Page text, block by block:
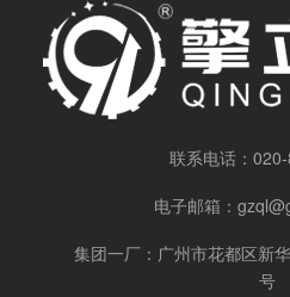
联系电话：
电子邮箱：
集团一厂：广州市花都区新
号